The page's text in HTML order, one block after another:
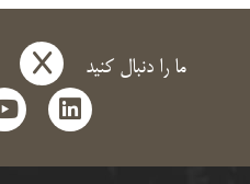
ما را دنبال کنید x
linkedin